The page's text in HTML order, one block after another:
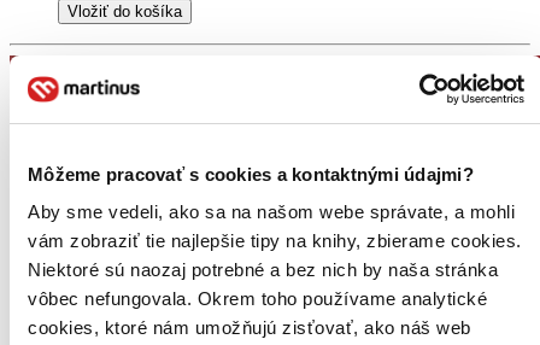
Môžeme pracovať s cookies a kontaktnými údajmi?
Aby sme vedeli, ako sa na našom webe správate, a mohli
vám zobraziť tie najlepšie tipy na knihy, zbierame cookies.
Niektoré sú naozaj potrebné a bez nich by naša stránka
vôbec nefungovala. Okrem toho používame analytické
cookies, ktoré nám umožňujú zisťovať, ako náš web
Vložiť do košíka